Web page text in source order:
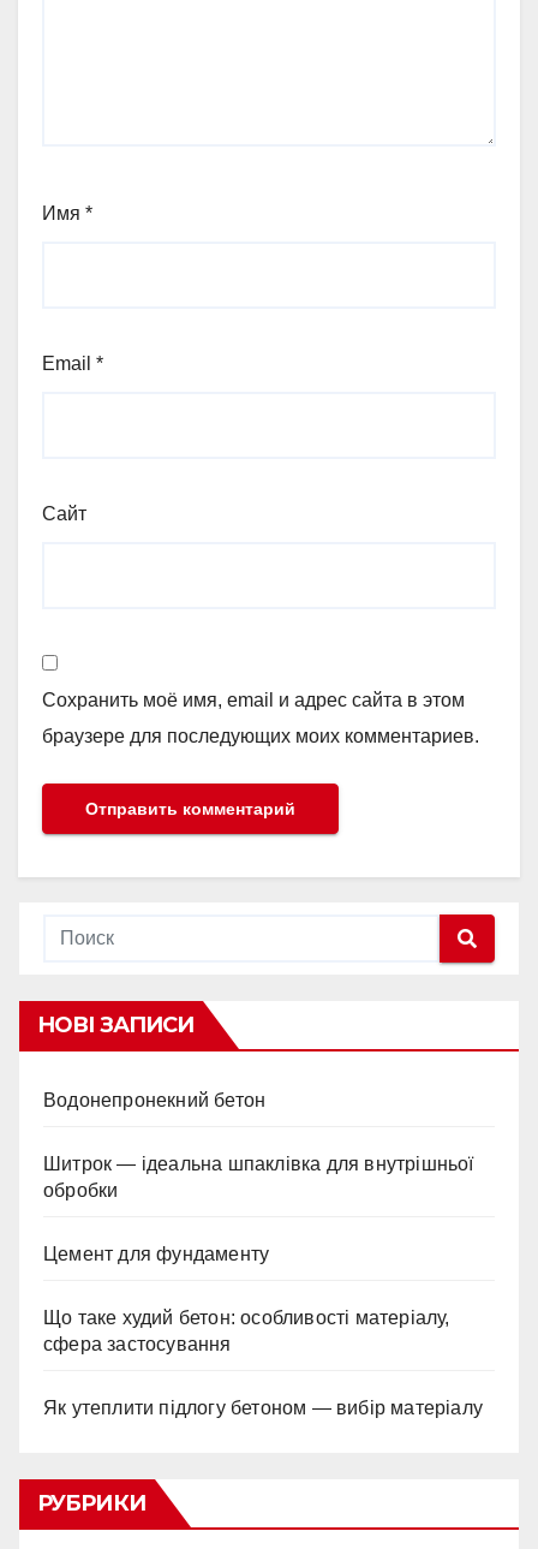
Имя *
Email *
Сайт
Сохранить моё имя, email и адрес сайта в этом
браузере для последующих моих комментариев.
НОВІ ЗАПИСИ
Водонепронекний бетон
Шитрок — ідеальна шпаклівка для внутрішньої
обробки
Цемент для фундаменту
Що таке худий бетон: особливості матеріалу,
сфера застосування
Як утеплити підлогу бетоном — вибір матеріалу
РУБРИКИ